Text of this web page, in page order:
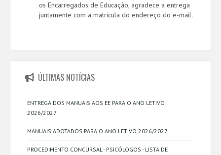
os Encarregados de Educação, agradece a entrega
juntamente com a matricula do endereço do e-mail.
ÚLTIMAS NOTÍCIAS
ENTREGA DOS MANUAIS AOS EE PARA O ANO LETIVO
2026/2027
MANUAIS ADOTADOS PARA O ANO LETIVO 2026/2027
PROCEDIMENTO CONCURSAL - PSICÓLOGOS - LISTA DE